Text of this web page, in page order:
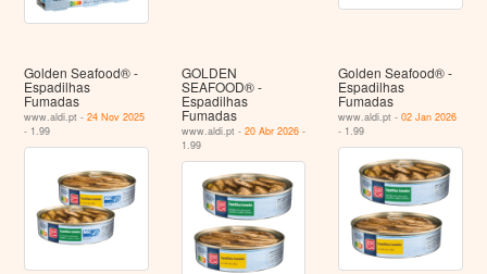
Golden Seafood® -
Espadilhas
Fumadas
www.aldi.pt -24 Nov 2025
- 1.99
GOLDEN
SEAFOOD® -
Espadilhas
Fumadas
www.aldi.pt - 20 Abr 2026-
1.99
Golden Seafood® -
Espadilhas
Fumadas
www.aldi.pt -02 Jan 2026
- 1.99